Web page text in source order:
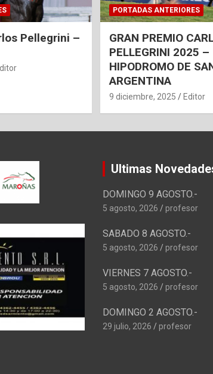
Pellegrini –
PORTADAS ANTERIORES
GRAN PREMIO
PELLEGRINI 2025 –
HIPODROMO DE
ARGENTINA
9 diciembre, 2025 Editor
Ultimas
DOMINGO 9 AGOSTO.-
5 agosto, 2026 profesor
SABADO 8 AGOSTO.-
5 agosto, 2026 profesor
VIERNES 7 AGOSTO.-
5 agosto, 2026 profesor
DOMINGO 2 AGOSTO.-
29 julio, 2026 profesor